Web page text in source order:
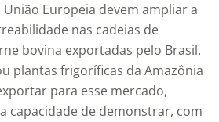
União Europeia devem ampliar a
nas cadeias de
bovina exportadas pelo Brasil.
plantas frigoríficas da Amazônia
para esse mercado,
capacidade de demonstrar, com